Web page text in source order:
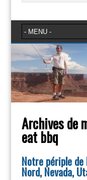
Archives de
eat bbq
Notre périple
Nord, Nevada,